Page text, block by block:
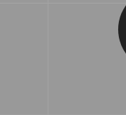
OUR